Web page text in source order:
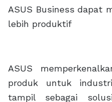
ASUS Business dapat
lebih produktif
ASUS
produk untuk
tampil sebagai